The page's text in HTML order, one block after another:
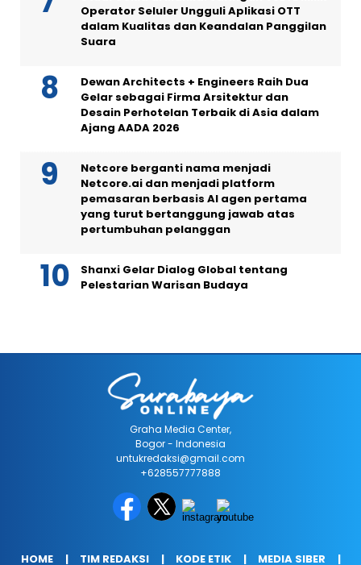
Operator Seluler Ungguli Aplikasi OTT
dalam Kualitas dan Keandalan Panggilan
Suara
Dewan Architects + Engineers Raih Dua
Gelar sebagai Firma Arsitektur dan
Desain Perhotelan Terbaik di Asia dalam
Ajang AADA 2026
Netcore berganti nama menjadi
Netcore.ai dan menjadi platform
pemasaran berbasis AI agen pertama
yang turut bertanggung jawab atas
pertumbuhan pelanggan
Shanxi Gelar Dialog Global tentang
Pelestarian Warisan Budaya
Graha Media Center,
Bogor - Indonesia
untukredaksi@gmail.com
+628557777888
HOME TIM REDAKSI KODE ETIK MEDIA SIBER